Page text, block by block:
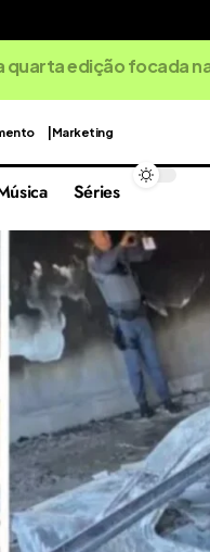
quarta edição focada
Marketing
Séries